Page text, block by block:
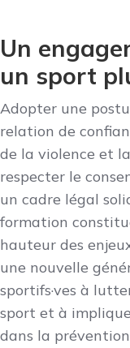
Un
un sport
Adopter une
relation de
de la violence et
respecter le
un cadre légal
formation
hauteur des
une nouvelle
sportifs·ves à
sport et à
dans la